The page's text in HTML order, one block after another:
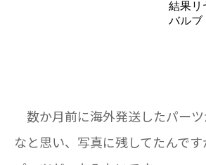
数か月前に海外発送したパー
なと思い、写真に残してたんで